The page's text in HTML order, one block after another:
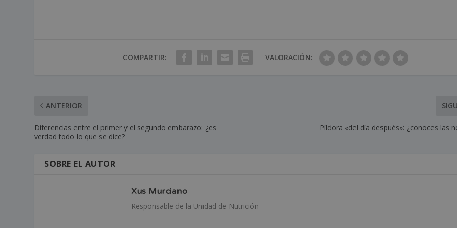
COMPARTIR: VALORACIÓN:
ANTERIOR
Diferencias entre el primer y el segundo embarazo: ¿es
verdad todo lo que se dice?
Píldora «del día después»: ¿conoces las
SOBRE EL AUTOR
Xus Murciano
Responsable de la Unidad de Nutrición